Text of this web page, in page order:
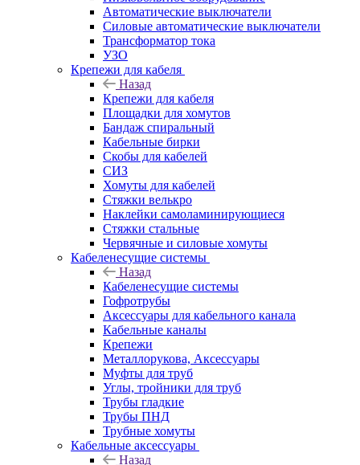
Автоматические выключатели
Силовые автоматические выключатели
Трансформатор тока
УЗО
Крепежи для кабеля
Назад
Крепежи для кабеля
Площадки для хомутов
Бандаж спиральный
Кабельные бирки
Cкобы для кабелей
СИЗ
Хомуты для кабелей
Стяжки велькро
Наклейки самоламинирующиеся
Стяжки стальные
Червячные и силовые хомуты
Кабеленесущие системы
Назад
Кабеленесущие системы
Гофротрубы
Аксессуары для кабельного канала
Кабельные каналы
Крепежи
Металлорукова, Аксессуары
Муфты для труб
Углы, тройники для труб
Трубы гладкие
Трубы ПНД
Трубные хомуты
Кабельные аксессуары
Назад